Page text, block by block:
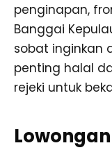
penginapan,
Banggai
sobat inginkan
penting halal
rejeki untuk